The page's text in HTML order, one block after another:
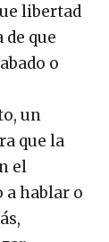
libertad
que
o
un
que la
el
hablar o